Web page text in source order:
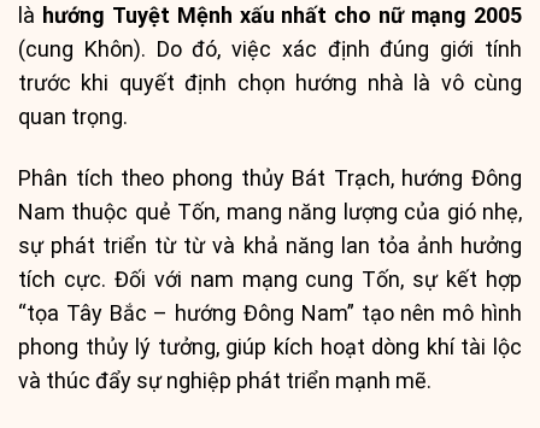
là hướng Tuyệt Mệnh xấu nhất cho nữ mạng 2005
(cung Khôn). Do đó, việc xác định đúng giới tính
trước khi quyết định chọn hướng nhà là vô cùng
quan trọng.
Phân tích theo phong thủy Bát Trạch, hướng Đông
Nam thuộc quẻ Tốn, mang năng lượng của gió nhẹ,
sự phát triển từ từ và khả năng lan tỏa ảnh hưởng
tích cực. Đối với nam mạng cung Tốn, sự kết hợp
“tọa Tây Bắc – hướng Đông Nam” tạo nên mô hình
phong thủy lý tưởng, giúp kích hoạt dòng khí tài lộc
và thúc đẩy sự nghiệp phát triển mạnh mẽ.